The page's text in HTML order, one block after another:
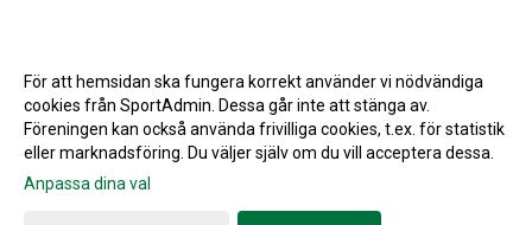
Gå till Webbversion
För att hemsidan ska fungera korrekt använder vi nödvändiga
cookies från SportAdmin. Dessa går inte att stänga av.
Föreningen kan också använda frivilliga cookies, t.ex. för statistik
eller marknadsföring. Du väljer själv om du vill acceptera dessa.
Anpassa dina val